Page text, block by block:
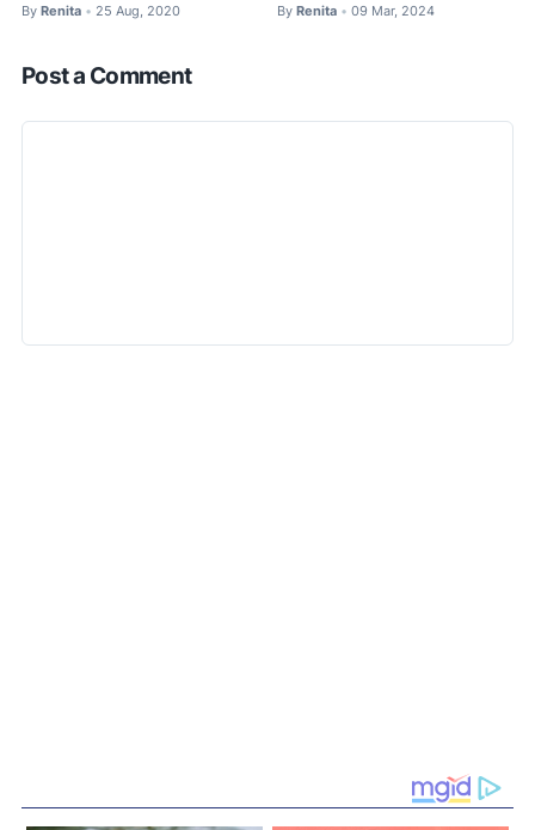
By Renita • 25 Aug, 2020 By Renita • 09 Mar, 2024
Post a Comment